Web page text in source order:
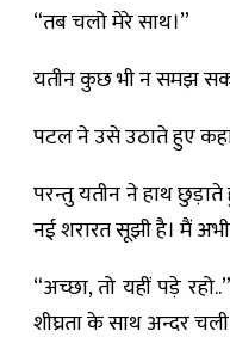
“तब चलो मेरे साथ।”
यतीन कुछ भी न समझ
पटल ने उसे उठाते हुए
परन्तु यतीन ने हाथ
नई शरारत सूझी है। मैं
“अच्छा, तो यहीं पड़े
शीघ्रता के साथ अन्दर